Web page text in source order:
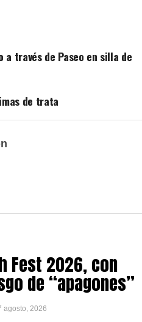
a través de Paseo en silla de
de trata
Fest 2026, con
de “apagones”
agosto, 2026